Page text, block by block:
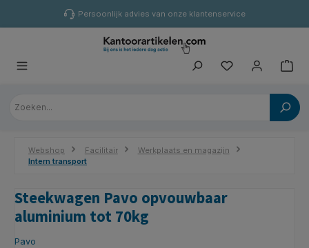
Persoonlijk advies van onze klantenservice
Webshop Facilitair
Werkplaats en magazijn
Intern transport
Steekwagen Pavo opvouwbaar
aluminium tot 70kg
Pavo